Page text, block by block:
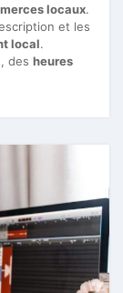
locaux.
et les
local.
des heures